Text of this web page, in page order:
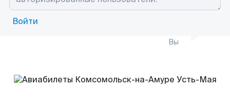
Войти
Вы